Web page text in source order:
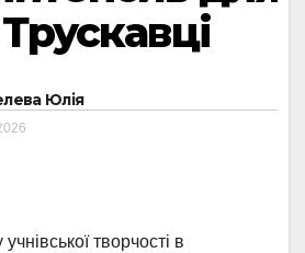
Юлія
творчості в